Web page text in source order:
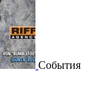
События